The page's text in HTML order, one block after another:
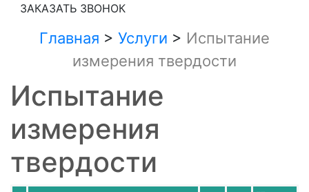
ЗАКАЗАТЬ ЗВОНОК
Главная > Услуги > Испытание
измерения твердости
Испытание
измерения
твердости